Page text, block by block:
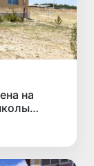
на